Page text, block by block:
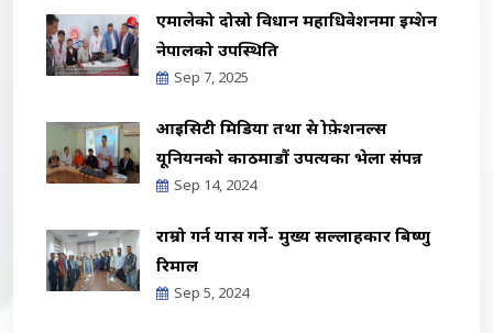
एमालेको दोस्रो विधान महाधिवेशनमा इम्प्रेशन
नेपालको उपस्थिति
Sep 7, 2025
आइसिटी मिडिया तथा प्रेस प्रोफ़ेशनल्स
यूनियनको काठमाडौं उपत्यका भेला संपन्न
Sep 14, 2024
राम्रो गर्न प्रयास गर्ने- मुख्य सल्लाहकार बिष्णु
रिमाल
Sep 5, 2024